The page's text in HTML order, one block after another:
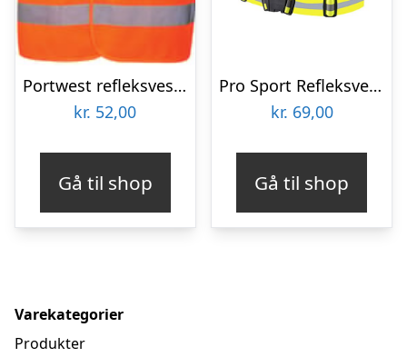
Portwest refleksvest, Hi-Vis Orange, S/M
kr. 52,00
Gå til shop
Pro Sport Refleksvest – Gul
kr. 69,00
Gå til shop
Varekategorier
Produkter